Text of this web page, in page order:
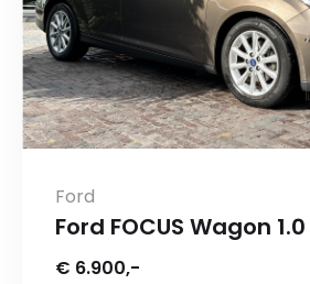
Ford
Ford FOCUS Wagon
€ 6.900,-